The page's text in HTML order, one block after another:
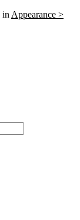
in Appearance >